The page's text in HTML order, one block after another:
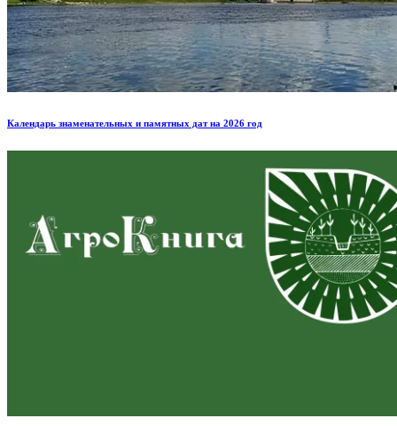
Календарь знаменательных и памятных дат на 2026 год